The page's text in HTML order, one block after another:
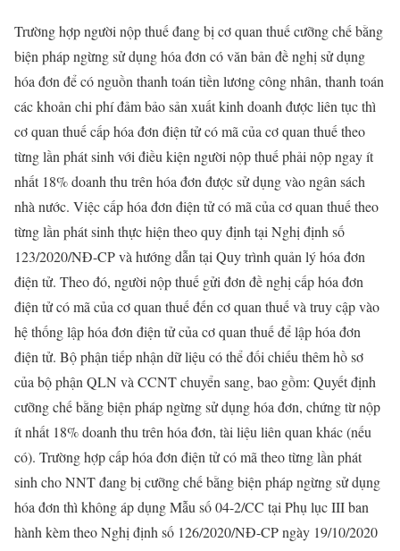
Trường hợp người nộp thuế đang bị cơ quan thuế cưỡng chế bằng
biện pháp ngừng sử dụng hóa đơn có văn bản đề nghị sử dụng
hóa đơn để có nguồn thanh toán tiền lương công nhân, thanh toán
các khoản chi phí đảm bảo sản xuất kinh doanh được liên tục thì
cơ quan thuế cấp hóa đơn điện tử có mã của cơ quan thuế theo
từng lần phát sinh với điều kiện người nộp thuế phải nộp ngay ít
nhất 18% doanh thu trên hóa đơn được sử dụng vào ngân sách
nhà nước. Việc cấp hóa đơn điện tử có mã của cơ quan thuế theo
từng lần phát sinh thực hiện theo quy định tại Nghị định số
123/2020/NĐ-CP và hướng dẫn tại Quy trình quản lý hóa đơn
điện tử. Theo đó, người nộp thuế gửi đơn đề nghị cấp hóa đơn
điện tử có mã của cơ quan thuế đến cơ quan thuế và truy cập vào
hệ thống lập hóa đơn điện tử của cơ quan thuế để lập hóa đơn
điện tử. Bộ phận tiếp nhận dữ liệu có thể đối chiếu thêm hồ sơ
của bộ phận QLN và CCNT chuyển sang, bao gồm: Quyết định
cưỡng chế bằng biện pháp ngừng sử dụng hóa đơn, chứng từ nộp
ít nhất 18% doanh thu trên hóa đơn, tài liệu liên quan khác (nếu
có). Trường hợp cấp hóa đơn điện tử có mã theo từng lần phát
sinh cho NNT đang bị cưỡng chế bằng biện pháp ngừng sử dụng
hóa đơn thì không áp dụng Mẫu số 04-2/CC tại Phụ lục III ban
hành kèm theo Nghị định số 126/2020/NĐ-CP ngày 19/10/2020